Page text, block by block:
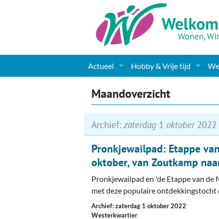
Actueel
Nieuws
Gemeente informatie
Dorpen
Woningaanbod
Columns & Redactioneel
Foto-pagina
Hobby & Vrije tijd
Muziek
Toerisme & Musea
Podia & Dorpshuizen
Maandoverzicht
Archief: zaterdag 1 oktober2022
Pronkjewailpad: Etappe
oktober, van Zoutkamp
Pronkjewailpad en 'de Etappe van de
met deze populaire ontdekkingstocht
Archief: zaterdag 1 oktober 2022
Westerkwartier